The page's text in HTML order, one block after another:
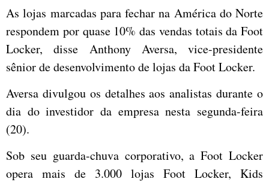
As lojas marcadas para fechar na América do Norte
respondem por quase 10% das vendas totais da Foot
Locker, disse Anthony Aversa, vice-presidente
sênior de desenvolvimento de lojas da Foot Locker.
Aversa divulgou os detalhes aos analistas durante o
dia do investidor da empresa nesta segunda-feira
(20).
Sob seu guarda-chuva corporativo, a Foot Locker
opera mais de 3.000 lojas Foot Locker, Kids